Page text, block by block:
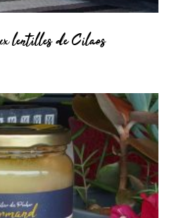
lentilles de Cilaos